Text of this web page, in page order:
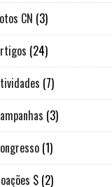
CN (3)
(24)
(7)
(3)
(1)
$ (2)